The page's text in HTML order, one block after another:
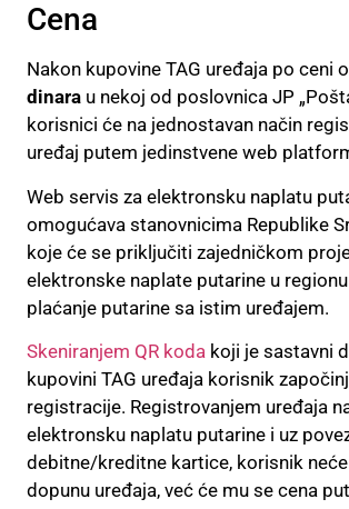
Cena
Nakon kupovine TAG uređaja po ceni
dinara u nekoj od poslovnica JP
korisnici će na jednostavan način
uređaj putem jedinstvene web
Web servis za elektronsku naplatu
omogućava stanovnicima Republike
koje će se priključiti zajedničkom
elektronske naplate putarine u
plaćanje putarine sa istim uređajem.
Skeniranjem QR koda koji je sastavni
kupovini TAG uređaja korisnik
registracije. Registrovanjem uređaja
elektronsku naplatu putarine i uz
debitne/kreditne kartice, korisnik
dopunu uređaja, već će mu se cena